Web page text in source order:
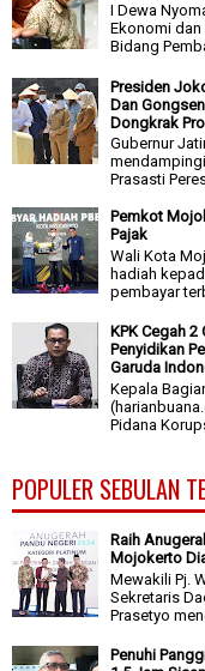
I Dewa
Ekonomi
Bidang
Presiden
Dan
Dongkrak
Gubernur
Prasasti
Pemkot
Pajak
Wali Kota
hadiah
pembayar
KPK Cegah
Penyidikan
Garuda
Kepala
Pidana
POPULER SEBULAN
Raih
Mojokerto
Mewakili Pj.
Sekretaris
Prasetyo
Penuhi